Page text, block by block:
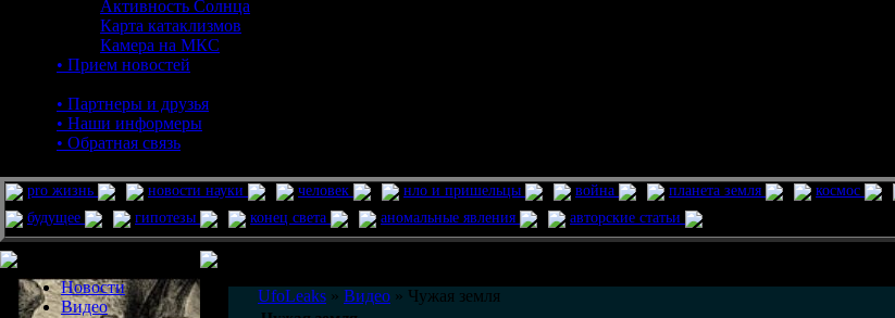
Активность Солнца
Карта катаклизмов
Камера на МКС
• Прием новостей
• Партнеры и друзья
• Наши информеры
• Обратная связь
pro жизнь новости науки человек нло и пришельцы война планета земля космос
будущее
гипотезы конец света аномальные явления авторские статьи
Новости
Видео
UfoLeaks » Видео » Чужая земля